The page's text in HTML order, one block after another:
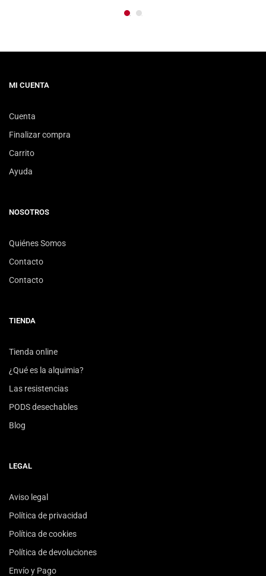
MI CUENTA
Cuenta
Finalizar compra
Carrito
Ayuda
NOSOTROS
Quiénes Somos
Contacto
Contacto
TIENDA
Tienda online
¿Qué es la alquimia?
Las resistencias
PODS desechables
Blog
LEGAL
Aviso legal
Política de privacidad
Política de cookies
Política de devoluciones
Envío y Pago